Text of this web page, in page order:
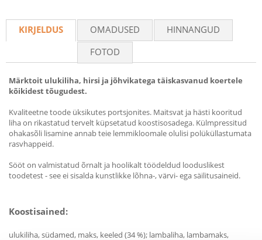
KIRJELDUS OMADUSED
HINNANGUD
FOTOD
Märktoit ulukiliha, hirsi ja jõhvikatega täiskasvanud koertele
kõikidest tõugudest.
Kvaliteetne toode üksikutes portsjonites. Maitsvat ja hästi kooritud
liha on rikastatud tervelt küpsetatud koostisosadega. Külmpressitud
ohakasõli lisamine annab teie lemmikloomale olulisi polüküllastumata
rasvhappeid.
Sööt on valmistatud õrnalt ja hoolikalt töödeldud looduslikest
toodetest - see ei sisalda kunstlikke lõhna-, värvi- ega säilitusaineid.
Koostisained:
ulukiliha, südamed, maks, keeled (34 %); lambaliha, lambamaks,